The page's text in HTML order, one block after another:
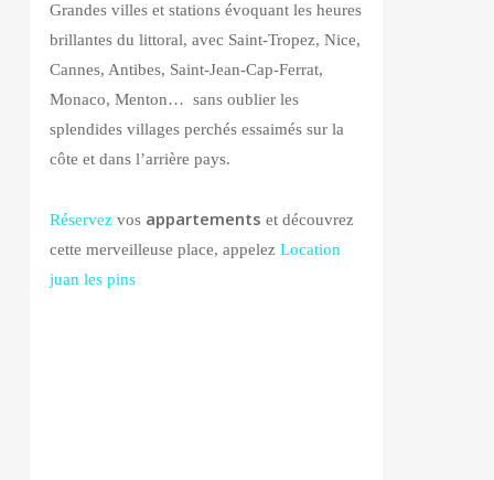
Grandes villes et stations évoquant les heures
brillantes du littoral, avec Saint-Tropez, Nice,
Cannes, Antibes, Saint-Jean-Cap-Ferrat,
Monaco, Menton… sans oublier les
splendides villages perchés essaimés sur la
côte et dans l’arrière pays.
Réservezvos appartements et découvrez
cette merveilleuse place, appelezLocation
juan les pins